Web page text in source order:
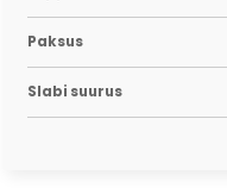
Paksus
Slabi suurus